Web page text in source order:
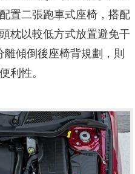
置二張跑車式座椅，搭配
枕以較低方式放置避免干
傾倒後座椅背規劃，則
利性。